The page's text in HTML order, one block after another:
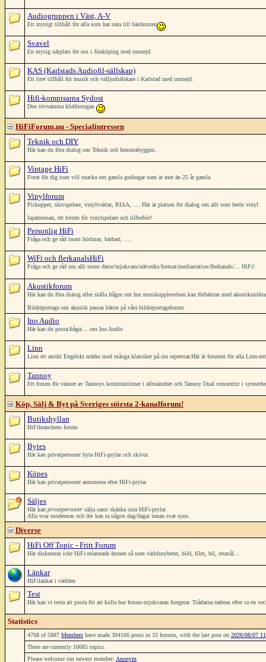
Audiogruppen i Väst, A-V
Ett mysigt tillhåll för alla som har nära till bästkusten
Svavel
En mysig nätplats för oss i Jönköping med omnejd.
KAS (Karlstads Audiofil-sällskap)
Ett litet tillhåll för musik och välljudsälskare i Karlstad med omnejd.
Hifi-kompisarna Sydost
Den trivsamma klubbstugan
HiFiForum.nu - Specialintressen
Teknik och DIY
Här kan du föra dialog om Teknik och hemmabyggen..
Vintage HiFi
Forat för dig som vill snacka om gamla godingar som är mer än 25 år gamla
Vinylforum
Pickupper, skivspelare, vinyltvättar, RIAA, .... Här är platsen för dialog om allt som berör vinyl.
Jajamensan, ett forum för vinylspelare och tillbehör!
Personlig HiFi
Fråga och ge råd inom hörlurar, bärbart, ....
WiFi och flerkanalsHiFi
Fråga och ge råd om allt inom dator/mjukvaru/nätverks/format/mediastation/flerkanals/... HiFi!
Akustikforum
Här kan du föra dialog eller ställa frågor om hur musikupplevelsen kan förbättras med
Bildreportage om akustik passar bättre på våra bildreportageforum.
Ino Audio
Här kan du posta/fråga/... om Ino Audio
Linn
Linn ett anrikt Engelskt märke med många klassiker på sin repertoar.Här är forumet för alla Linn-
Tannoy
Ett forum för vänner av Tannoys konstruktioner i allmännhet och Tannoy Dual concentric i
Köp, Sälj & Byt på Sveriges största 2-kanalforum!
Butikshyllan
HiFibranchens forum
Bytes
Här kan privatpersoner byta HiFi-prylar och skivor.
Köpes
Här kan privatpersoner annonsera efter HiFi-prylar.
Säljes
Här kan privatpersoner sälja samt skänka sina HiFi-prylar.
Alla svar modereras och det kan ta någon dag/dagar innan svar syns.
Diverse
HiFi Off Topic - Fritt Forum
Här diskuteras icke HiFi-relaterade ämnen så som världsnyheter, bild, film, bil, resmål...
Länkar
HiFilänkar i världen
Test
Här kan vi testa att posta för att kolla hur forum-mjukvaran fungerar. Trådarna raderas efter ca en
Statistics
4768 of 5887 Members have made 394166 posts in 33 forums, with the last post on 2026/08/07
There are currently 16685 topics.
Please welcome our newest member: Anonym